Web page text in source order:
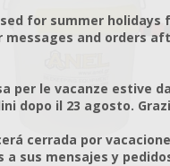
έλεγχο ON/OFF
Φ20
3/4 25m
σύνδεσης
1/2+3/4
for summer
messages and orders
per le vacanze estive
dopo il 23 agosto.
cerrada por
a sus mensajes y